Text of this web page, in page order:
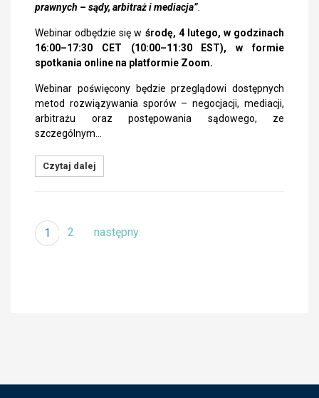
prawnych – sądy, arbitraż i mediacja”
Webinar odbędzie się w środę, 4 lutego, w godzinach
16:00–17:30 CET (10:00–11:30 EST), w formie
spotkania online na platformie Zoom.
Webinar poświęcony będzie przeglądowi dostępnych
metod rozwiązywania sporów – negocjacji, mediacji,
arbitrażu oraz postępowania sądowego, ze
szczególnym…
Czytaj dalej
1 2 następny